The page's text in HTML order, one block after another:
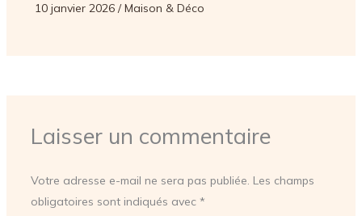
10 janvier 2026 /Maison & Déco
Laisser un commentaire
Votre adresse e-mail ne sera pas publiée. Les champs
obligatoires sont indiqués avec *